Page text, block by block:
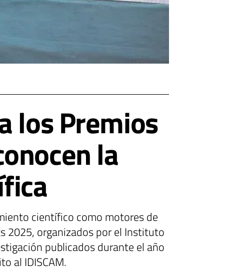
los Premios
la
científico como motores de
2025, organizados por el Instituto
publicados durante el año
al IDISCAM.